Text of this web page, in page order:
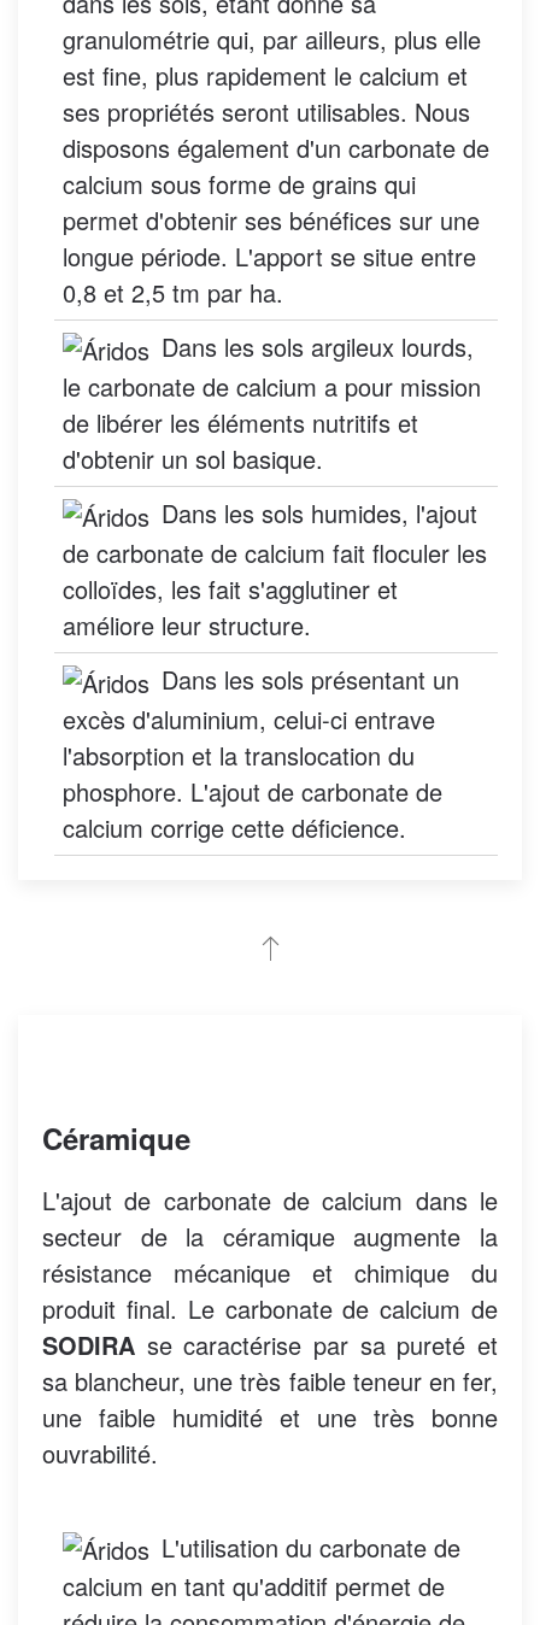
granulométrie qui, par ailleurs, plus elle
est fine, plus rapidement le calcium et
ses propriétés seront utilisables. Nous
disposons également d'un carbonate de
calcium sous forme de grains qui
permet d'obtenir ses bénéfices sur une
longue période. L'apport se situe entre
0,8 et 2,5 tm par ha.
Dans les sols argileux lourds,
le carbonate de calcium a pour mission
de libérer les éléments nutritifs et
d'obtenir un sol basique.
Dans les sols humides, l'ajout
de carbonate de calcium fait floculer les
colloïdes, les fait s'agglutiner et
améliore leur structure.
Dans les sols présentant un
excès d'aluminium, celui-ci entrave
l'absorption et la translocation du
phosphore. L'ajout de carbonate de
calcium corrige cette déficience.
Céramique
L'ajout de carbonate de calcium dans le
secteur de la céramique augmente la
résistance mécanique et chimique du
produit final. Le carbonate de calcium de
SODIRA se caractérise par sa pureté et
sa blancheur, une très faible teneur en fer,
une faible humidité et une très bonne
ouvrabilité.
L'utilisation du carbonate de
calcium en tant qu'additif permet de